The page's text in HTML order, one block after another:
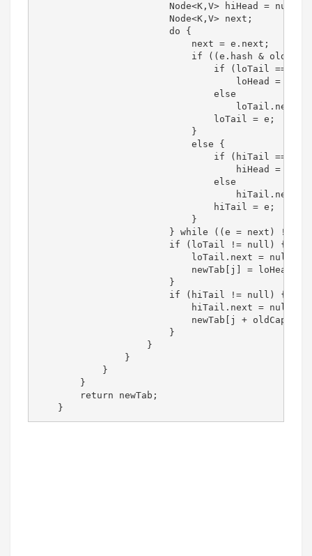
Node<K,V> hiHead = null,
                        Node<K,V> next;
                        do {
                            next = e.next;
if ((e.hash & oldCap)
if (loTail ==
                                    loHead = e;
                                else
loTail.next =
                                loTail = e;
                            }
                            else {
if (hiTail ==
                                    hiHead = e;
                                else
hiTail.next =
                                hiTail = e;
                            }
} while ((e = next) !=
                        if (loTail != null) {
                            loTail.next = null;
                            newTab[j] = loHead;
                        }
                        if (hiTail != null) {
                            hiTail.next = null;
newTab[j + oldCap] =
                        }
                    }
                }
            }
        }
        return newTab;
    }